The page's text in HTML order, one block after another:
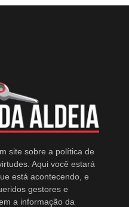
site sobre a política de
Aqui você estará
está acontecendo, e
gestores e
a informação da